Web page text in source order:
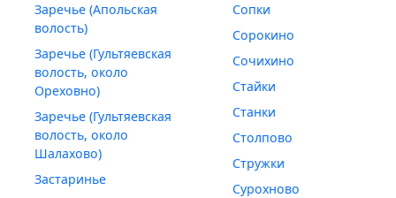
Заречье (Апольская
волость)
Заречье (Гультяевская
волость, около
Ореховно)
Заречье (Гультяевская
волость, около
Шалахово)
Застаринье
Сопки
Сорокино
Сочихино
Стайки
Станки
Столпово
Стружки
Сурохново